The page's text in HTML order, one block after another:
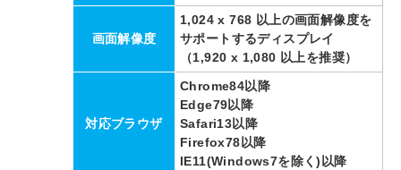
画面解像度
1,024 x 768 以上の画面解像度を
サポートするディスプレイ
（1,920 x 1,080 以上を推奨）
対応ブラウザ
Chrome84以降
Edge79以降
Safari13以降
Firefox78以降
IE11(Windows7を除く)以降